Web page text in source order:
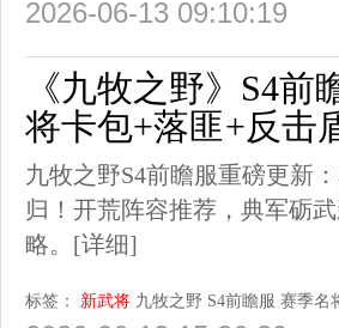
2026-06-13 09:10:19
《九牧之野》S4
将卡包+落匪+反击
九牧之野S4前瞻服重磅更新
归！开荒阵容推荐，典军砺
略。 [详细]
标签： 新武将 九牧之野 S4前瞻服 赛季名